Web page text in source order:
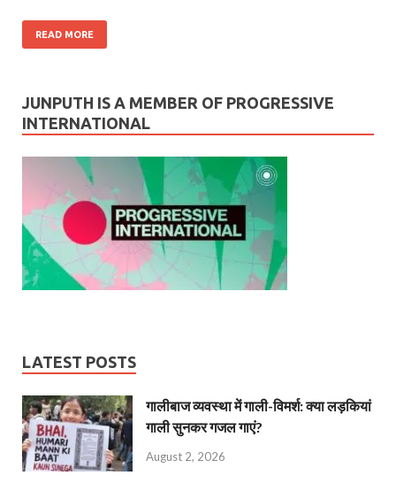
READ MORE
JUNPUTH IS A MEMBER OF PROGRESSIVE
INTERNATIONAL
LATEST POSTS
गालीबाज व्‍यवस्‍था में गाली-विमर्श: क्या लड़कियां
गाली सुनकर गजल गाएं?
August 2, 2026